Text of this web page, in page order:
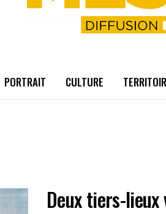
PORTRAIT CULTURE
Deux tiers-